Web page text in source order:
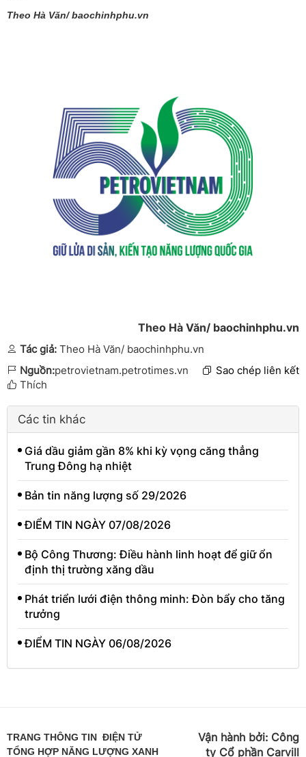
Theo Hà Văn/ baochinhphu.vn
Theo Hà Văn/ baochinhphu.vn
Tác giả: Theo Hà Văn/ baochinhphu.vn
Nguồn:petrovietnam.petrotimes.vn
Sao chép liên kết
Thích
Các tin khác
Giá dầu giảm gần 8% khi kỳ vọng căng thẳng
Trung Đông hạ nhiệt
Bản tin năng lượng số 29/2026
ĐIỂM TIN NGÀY 07/08/2026
Bộ Công Thương: Điều hành linh hoạt để giữ ổn
định thị trường xăng dầu
Phát triển lưới điện thông minh: Đòn bẩy cho tăng
trưởng
ĐIỂM TIN NGÀY 06/08/2026
TRANG THÔNG TIN ĐIỆN TỬ
TỔNG HỢP NĂNG LƯỢNG XANH
Vận hành bởi: Công
ty Cổ phần Carvill